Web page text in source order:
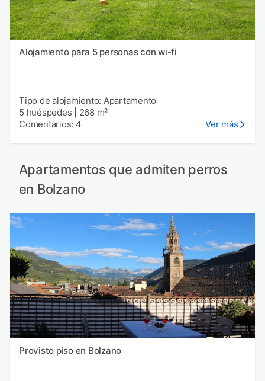
Alojamiento para 5 personas con wi-fi
Tipo de alojamiento: Apartamento
5 huéspedes
268 m²
Comentarios: 4
Ver más
Apartamentos que admiten perros
en Bolzano
Provisto piso en Bolzano